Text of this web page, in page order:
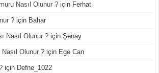
Nasıl Olunur ? için Ferhat
? için Bahar
Nasıl Olunur ? içinŞenay
Olunur ? için Ege Can
için Defne_1022